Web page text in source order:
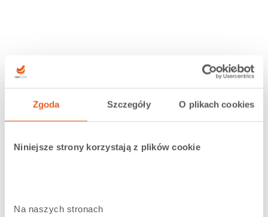
Zgoda Szczegóły O plikach cookies
Niniejsze strony korzystają z plików cookie
Na naszych stronach